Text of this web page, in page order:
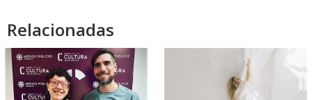
Relacionadas